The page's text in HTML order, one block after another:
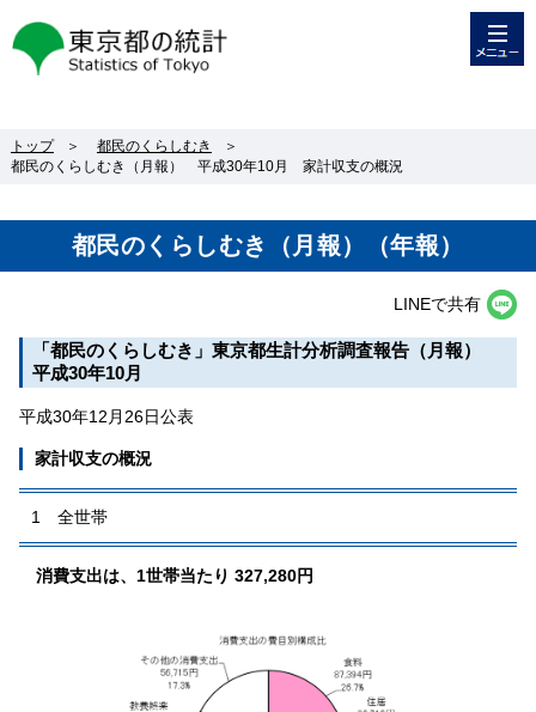
東京都の統計
トップ ＞ 都民のくらしむき
＞
都民のくらしむき（月報） 平成30年10月 家計収支の概況
都民のくらしむき（月報）（年報）
LINEで共有
「都民のくらしむき」東京都生計分析調査報告（月報）
平成30年10月
平成30年12月26日公表
家計収支の概況
1 全世帯
消費支出は、1世帯当たり 327,280円